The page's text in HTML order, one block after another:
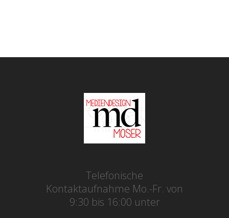
Telefonische
Kontaktaufnahme Mo.-Fr. von
9:30 bis 16:00 unter